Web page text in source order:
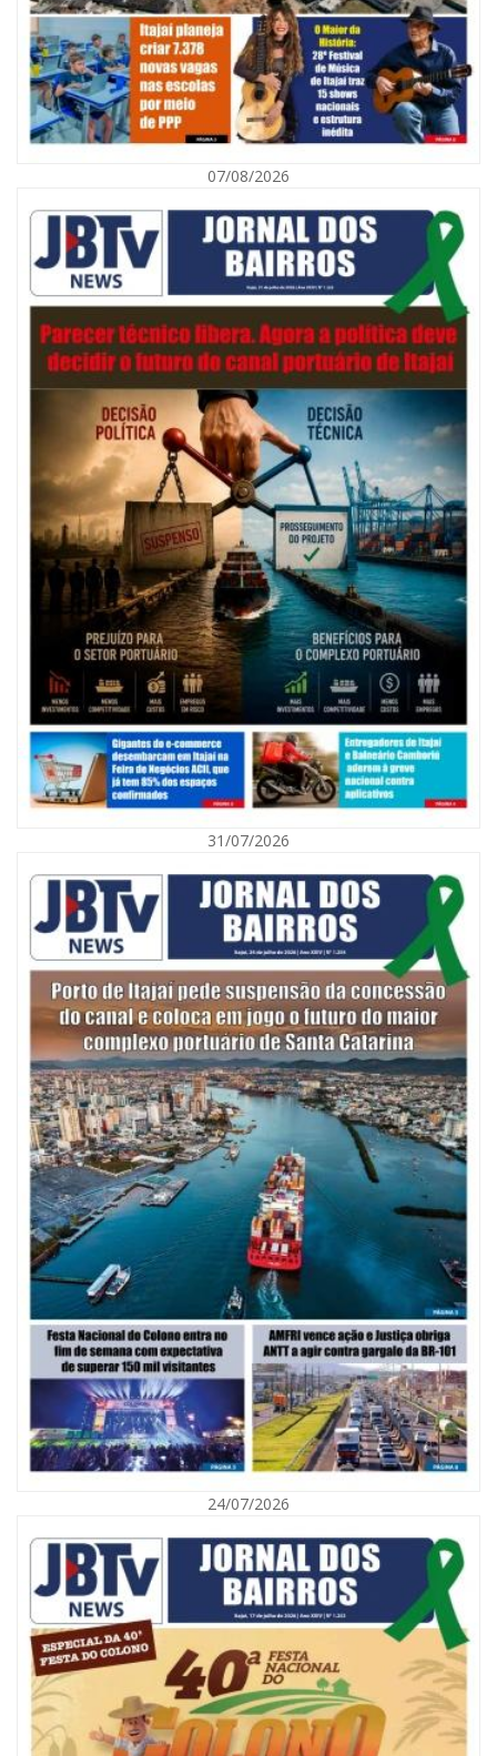
Defesa Civil orienta população sobre descarte correto de lixo para
prevenir alagamentos
NAVEGANTES
08/08/2026 | 07:00
Agosto Laranja mobiliza Navegantes com ações de prevenção de
deficiências e inclusão social
BALNEÁRIO CAMBORIÚ
08/08/2026 | 07:00
Saúde de BC abre inscrições para Oficina Regional de Qualidade em
Vigilância Sanitária
PENHA
07/08/2026
31/07/2026
24/07/2026